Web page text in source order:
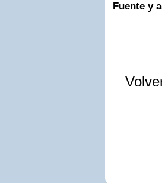
Fuente y